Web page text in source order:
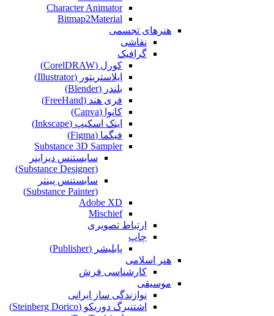
Character Animator
Bitmap2Material
هنرهای تجسمی
نقاشی‌
گرافیک
کورل (CorelDRAW)
ایلاستریتور (Illustrator)
بلندر (Blender)
فری هند (FreeHand)
کانوا (Canva)
اینک اسکیپ (Inkscape)
فیگما (Figma‎)
Substance 3D Sampler
سابستنس دیزاینر
(Substance Designer)
سابستنس پینتر
(Substance Painter)
Adobe XD
Mischief
ارتباط تصویری
چاپ
پابلیشر (Publisher)
هنر اسلامی
کارشناسی فرش
موسیقی
نوازندگی ساز ایرانی
اشتنبرگ دوریکو (Steinberg Dorico)